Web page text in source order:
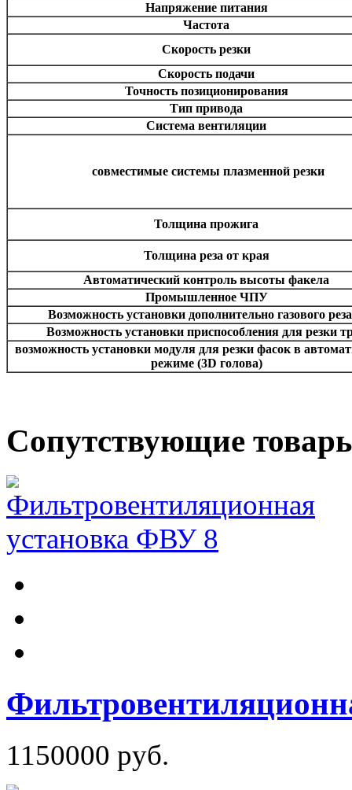
Напряжение питания
Частота
Скорость резки
Скорость подачи
Точность позиционирования
Тип привода
Система вентиляции
совместимые системы плазменной резки
Толщина прожига
Толщина реза от края
Автоматический контроль высоты факела
Промышленное ЧПУ
Возможность установки дополнительно газового
Возможность установки приспособления для резки
возможность установки модуля для резки фасок в
режиме (3D голова)
Сопутствующие
1150000 руб.